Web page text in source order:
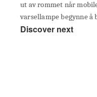
ut av rommet når
varsellampe begynne å
Discover next